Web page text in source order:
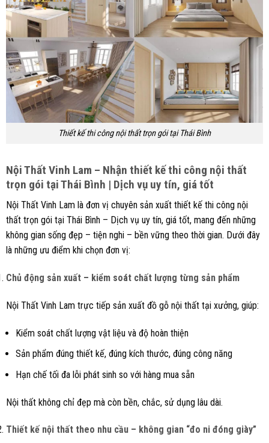
Thiết kế thi công nội thất trọn gói tại Thái Bình
Nội Thất Vinh Lam – Nhận thiết kế thi công nội thất
trọn gói tại Thái Bình | Dịch vụ uy tín, giá tốt
Nội Thất Vinh Lam là đơn vị chuyên sản xuất thiết kế thi công nội
thất trọn gói tại Thái Bình – Dịch vụ uy tín, giá tốt, mang đến những
không gian sống đẹp – tiện nghi – bền vững theo thời gian. Dưới đây
là những ưu điểm khi chọn đơn vị:
Chủ động sản xuất – kiểm soát chất lượng từng sản phẩm
Nội Thất Vinh Lam trực tiếp sản xuất đồ gỗ nội thất tại xưởng, giúp:
Kiểm soát chất lượng vật liệu và độ hoàn thiện
Sản phẩm đúng thiết kế, đúng kích thước, đúng công năng
Hạn chế tối đa lỗi phát sinh so với hàng mua sẵn
Nội thất không chỉ đẹp mà còn bền, chắc, sử dụng lâu dài.
Thiết kế nội thất theo nhu cầu – không gian “đo ni đóng giày”